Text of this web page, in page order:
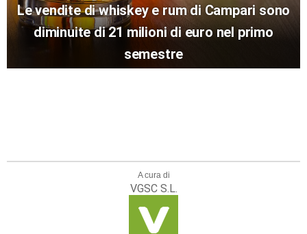
Le vendite di whiskey e rum di Campari sono
diminuite di 21 milioni di euro nel primo
semestre
A cura di
VGSC S.L.